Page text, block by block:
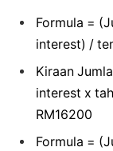
Formula =
interest) /
Kiraan
interest x
RM16200
Formula =